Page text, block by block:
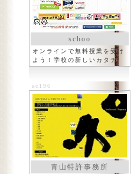
schoo
オンラインで無料授業を受け
よう！学校の新しいカタチ
ac196
青山特許事務所